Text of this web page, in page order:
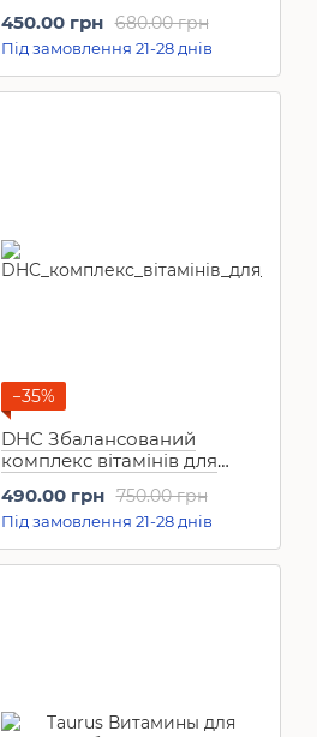
собаки Glossy Beauty Dog
(60 таб)
680.00 грн
450.00 грн
Під замовлення 21-28 днів
−35%
DHC Збалансований
комплекс вітамінів для
таб)
750.00 грн
490.00 грн
Під замовлення 21-28 днів